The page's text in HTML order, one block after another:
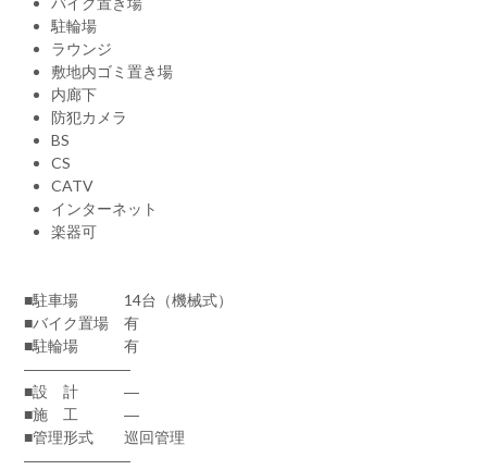
駐輪場
ラウンジ
敷地内ゴミ置き場
内廊下
防犯カメラ
BS
CS
CATV
インターネット
楽器可
■駐車場 14台（機械式）
■バイク置場 有
■駐輪場 有
―――――――
■設 計 ―
■施 工 ―
■管理形式 巡回管理
―――――――